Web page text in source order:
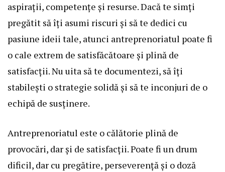
aspirații, competențe și resurse. Dacă te simți
pregătit să îți asumi riscuri și să te dedici cu
pasiune ideii tale, atunci antreprenoriatul poate fi
o cale extrem de satisfăcătoare și plină de
satisfacții. Nu uita să te documentezi, să îți
stabilești o strategie solidă și să te inconjuri de o
echipă de susținere.
Antreprenoriatul este o călătorie plină de
provocări, dar și de satisfacții. Poate fi un drum
dificil, dar cu pregătire, perseverență și o doză